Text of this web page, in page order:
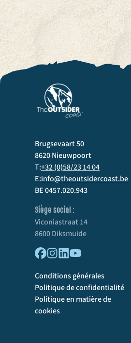
Brugsevaart 50
8620 Nieuwpoort
T:+32 (0)58/23 14 04
E:info@theoutsidercoast.be
BE 0457.020.943
Siège social :
Viconiastraat 14
8600 Diksmuide
Conditions générales
Politique de confidentialité
Politique en matière de
cookies